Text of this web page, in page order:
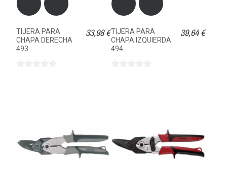
TIJERA PARA
CHAPA DERECHA
493
33,98 €TIJERA PARA
CHAPA IZQUIERDA
494
39,64 €